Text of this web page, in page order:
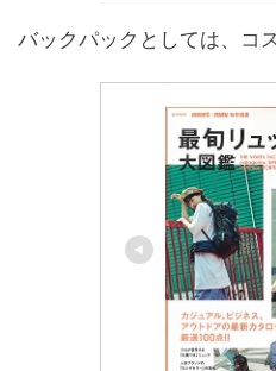
バックパックとしては、コ